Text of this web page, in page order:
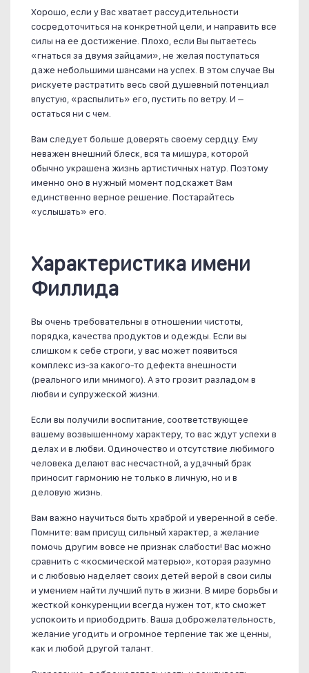
Хорошо, если у Вас хватает рассудительности
сосредоточиться на конкретной цели, и направить все
силы на ее достижение. Плохо, если Вы пытаетесь
«гнаться за двумя зайцами», не желая поступаться
даже небольшими шансами на успех. В этом случае Вы
рискуете растратить весь свой душевный потенциал
впустую, «распылить» его, пустить по ветру. И –
остаться ни с чем.
Вам следует больше доверять своему сердцу. Ему
неважен внешний блеск, вся та мишура, которой
обычно украшена жизнь артистичных натур. Поэтому
именно оно в нужный момент подскажет Вам
единственно верное решение. Постарайтесь
«услышать» его.
Характеристика имени
Филлида
Вы очень требовательны в отношении чистоты,
порядка, качества продуктов и одежды. Если вы
слишком к себе строги, у вас может появиться
комплекс из-за какого-то дефекта внешности
(реального или мнимого). А это грозит разладом в
любви и супружеской жизни.
Если вы получили воспитание, соответствующее
вашему возвышенному характеру, то вас ждут успехи в
делах и в любви. Одиночество и отсутствие любимого
человека делают вас несчастной, а удачный брак
приносит гармонию не только в личную, но и в
деловую жизнь.
Вам важно научиться быть храброй и уверенной в себе.
Помните: вам присущ сильный характер, а желание
помочь другим вовсе не признак слабости! Вас можно
сравнить с «космической матерью», которая разумно
и с любовью наделяет своих детей верой в свои силы
и умением найти лучший путь в жизни. В мире борьбы и
жесткой конкуренции всегда нужен тот, кто сможет
успокоить и приободрить. Ваша доброжелательность,
желание угодить и огромное терпение так же ценны,
как и любой другой талант.